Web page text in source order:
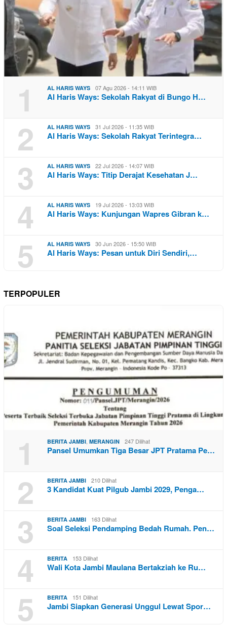
1 AL HARIS WAYS 07 Agu 2026 - 14:11 WIB
Al Haris Ways: Sekolah Rakyat di Bungo H…
2 AL HARIS WAYS 31 Jul 2026 - 11:35 WIB
Al Haris Ways: Sekolah Rakyat Terintegra…
3 AL HARIS WAYS 22 Jul 2026 - 14:07 WIB
Al Haris Ways: Titip Derajat Kesehatan J…
4 AL HARIS WAYS 19 Jul 2026 - 13:03 WIB
Al Haris Ways: Kunjungan Wapres Gibran k…
5 AL HARIS WAYS 30 Jun 2026 - 15:50 WIB
Al Haris Ways: Pesan untuk Diri Sendiri,…
TERPOPULER
1 BERITA JAMBI MERANGIN 247 Dilihat
Pansel Umumkan Tiga Besar JPT Pratama Pe…
2 BERITA JAMBI 210 Dilihat
3 Kandidat Kuat Pilgub Jambi 2029, Penga…
3 BERITA JAMBI 163 Dilihat
Soal Seleksi Pendamping Bedah Rumah. Pen…
4 BERITA 153 Dilihat
Wali Kota Jambi Maulana Bertakziah ke Ru…
5 BERITA 151 Dilihat
Jambi Siapkan Generasi Unggul Lewat Spor…